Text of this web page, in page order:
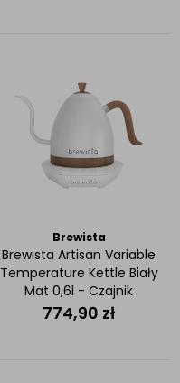
Brewista
Brewista Artisan Variable
Temperature Kettle Biały
Mat 0,6l - Czajnik
elektryczny
774,90 zł